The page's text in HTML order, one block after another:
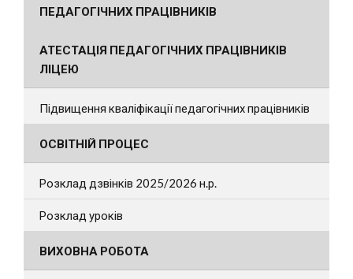
ПЕДАГОГІЧНИХ ПРАЦІВНИКІВ
АТЕСТАЦІЯ ПЕДАГОГІЧНИХ ПРАЦІВНИКІВ
ЛІЦЕЮ
Підвищення кваліфікації педагогічних працівників
ОСВІТНІЙ ПРОЦЕС
Розклад дзвінків 2025/2026 н.р.
Розклад уроків
ВИХОВНА РОБОТА